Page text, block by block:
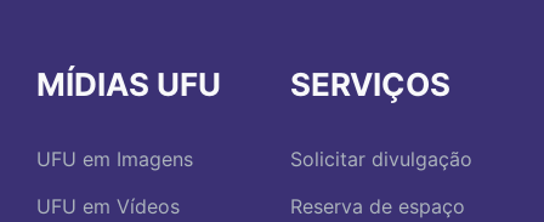
MÍDIAS UFU
UFU em Imagens
UFU em Vídeos
SERVIÇOS
Solicitar divulgação
Reserva de espaço